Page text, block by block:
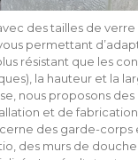
des tailles de verre
permettant
résistant que les
la hauteur et la
nous proposons des
et de
des garde-corps
des murs de